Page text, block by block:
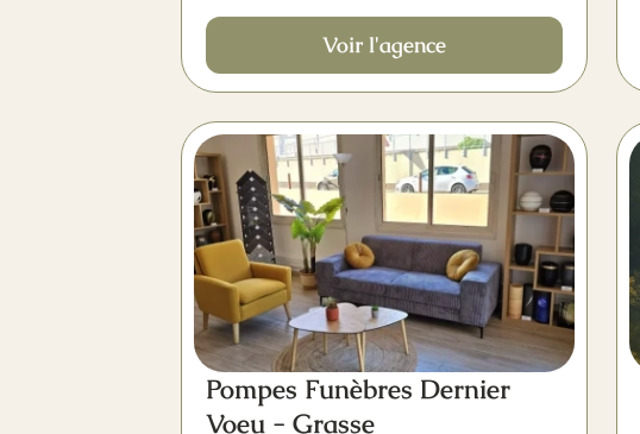
Voir l'agence
Pompes Funèbres Dernier
Voeu - Grasse